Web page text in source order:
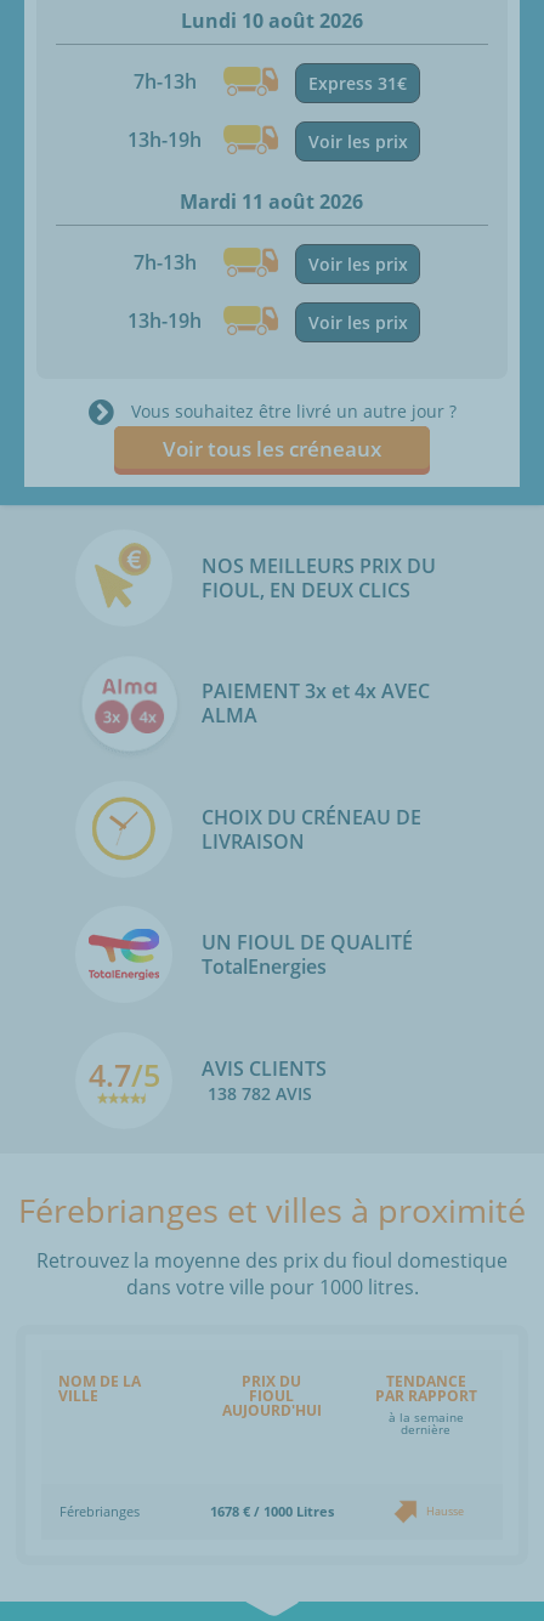
Lundi 10 août 2026
7h-13h Express 31€
13h-19h Voir les prix
Mardi 11 août 2026
7h-13h Voir les prix
13h-19h Voir les prix
Vous souhaitez être livré un autre jour ?
Voir tous les créneaux
NOS MEILLEURS PRIX DU
FIOUL, EN DEUX CLICS
PAIEMENT 3x et 4x AVEC
ALMA
CHOIX DU CRÉNEAU DE
LIVRAISON
UN FIOUL DE QUALITÉ
TotalEnergies
4.7/5 AVIS CLIENTS
138 782 AVIS
Férebrianges et villes à proximité
Retrouvez la moyenne des prix du fioul domestique
dans votre ville pour 1000 litres.
NOM DE LA
VILLE
PRIX DU
FIOUL
AUJOURD'HUI
TENDANCE
PAR RAPPORT
à la semaine
dernière
Férebrianges 1678 € / 1000 Litres Hausse